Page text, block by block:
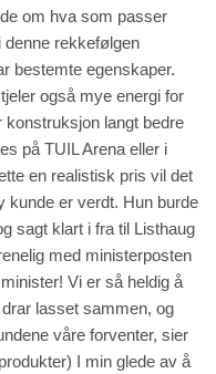
om hva som passer
denne rekkefølgen
bestemte egenskaper.
også mye energi for
langt bedre
på TUIL Arena eller i
en realistisk pris vil det
kunde er verdt. Hun burde
sagt klart i fra til Listhaug
med ministerposten
Vi er så heldig å
lasset sammen, og
våre forventer, sier
I min glede av å